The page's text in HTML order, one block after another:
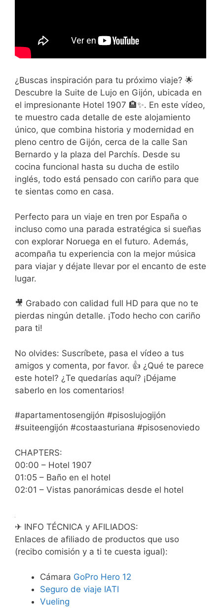
¿Buscas inspiración para tu próximo viaje? 🌟
Descubre la Suite de Lujo en Gijón, ubicada en
el impresionante Hotel 1907 🏨✨. En este vídeo,
te muestro cada detalle de este alojamiento
único, que combina historia y modernidad en
pleno centro de Gijón, cerca de la calle San
Bernardo y la plaza del Parchís. Desde su
cocina funcional hasta su ducha de estilo
inglés, todo está pensado con cariño para que
te sientas como en casa.
Perfecto para un viaje en tren por España o
incluso como una parada estratégica si sueñas
con explorar Noruega en el futuro. Además,
acompaña tu experiencia con la mejor música
para viajar y déjate llevar por el encanto de este
lugar.
🎥 Grabado con calidad full HD para que no te
pierdas ningún detalle. ¡Todo hecho con cariño
para ti!
No olvides: Suscríbete, pasa el vídeo a tus
amigos y comenta, por favor. 👍 ¿Qué te parece
este hotel? ¿Te quedarías aquí? ¡Déjame
saberlo en los comentarios!
#apartamentosengijón #pisoslujogijón
#suiteengijón #costaasturiana #pisosenoviedo
CHAPTERS:
00:00 – Hotel 1907
01:05 – Baño en el hotel
02:01 – Vistas panorámicas desde el hotel
✈ INFO TÉCNICA y AFILIADOS:
Enlaces de afiliado de productos que uso
(recibo comisión y a ti te cuesta igual):
Cámara GoPro Hero 12
Seguro de viaje IATI
Vueling